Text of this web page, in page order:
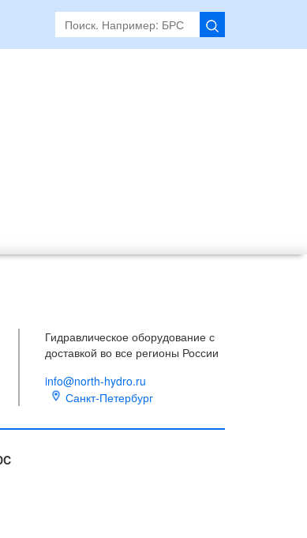
Гидравлическое оборудование с
доставкой во все регионы России
info@north-hydro.ru
Санкт-Петербург